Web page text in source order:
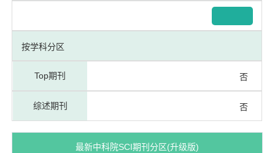
按学科分区
Top期刊 否
综述期刊 否
最新中科院SCI期刊分区(升级版)